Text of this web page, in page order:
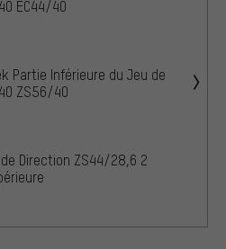
EC44/40
Partie Inférieure du Jeu de
ZS56/40
Direction ZS44/28,6 2